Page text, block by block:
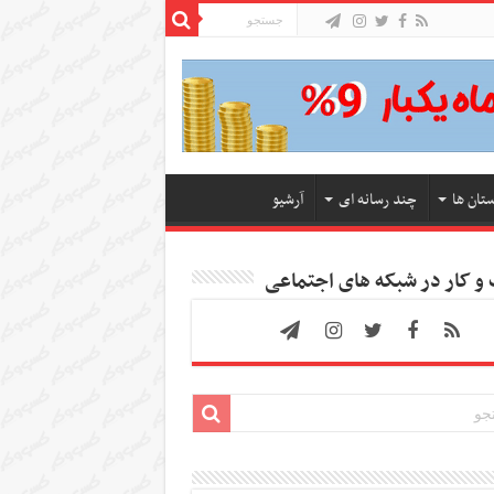
ها چند رسانه ای آرشیو
کار در شبکه های اجتماعی